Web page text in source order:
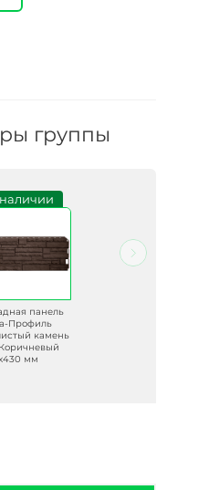
группы
панель
Профиль
камень
мм